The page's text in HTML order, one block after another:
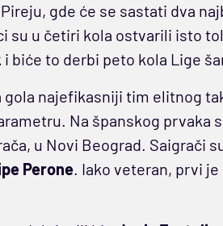
gde će se sastati dva
su u četiri kola ostvarili isto
biće to derbi peto kola Lige
najefikasniji tim elitnog
Na španskog prvaka
u Novi Beograd. Saigrači
Perone. Iako veteran, prvi je